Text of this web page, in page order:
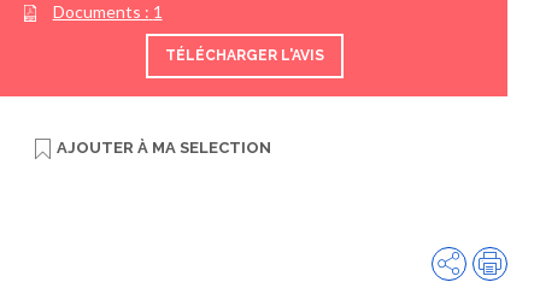
Documents : 1
TÉLÉCHARGER L'AVIS
AJOUTER À MA SELECTION
Partager